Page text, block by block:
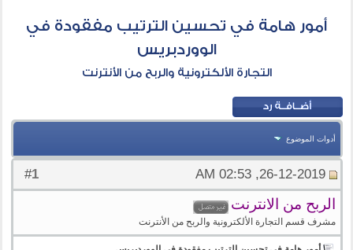
أمور هامة في تحسين الترتيب مفقودة في
الووردبريس
التجارة الألكترونية والربح من الأنترنت
أدوات الموضوع
#
1 26-12-2019, 02:53 AM
الربح من الانترنت
مشرف قسم التجارة الألكترونية والربح من الأنترنت